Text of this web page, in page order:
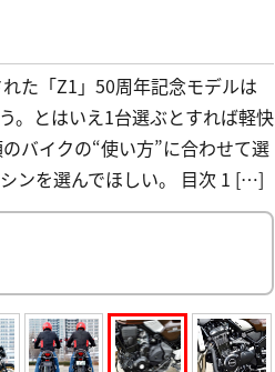
た「Z1」50周年記念モデルは
。とはいえ1台選ぶとすれば軽快
バイクの“使い方”に合わせて選
ンを選んでほしい。 目次 1 […]